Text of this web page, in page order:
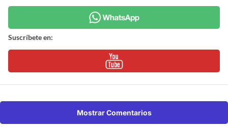
Suscríbete en:
Mostrar Comentarios